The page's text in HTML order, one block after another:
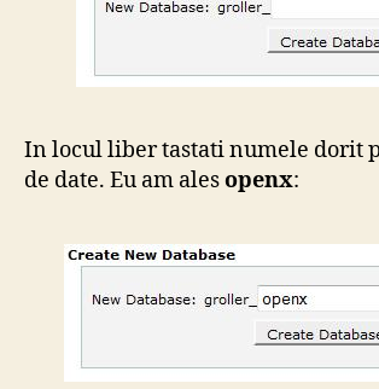
In locul liber tastati numele dorit
de date. Eu am alesopenx: